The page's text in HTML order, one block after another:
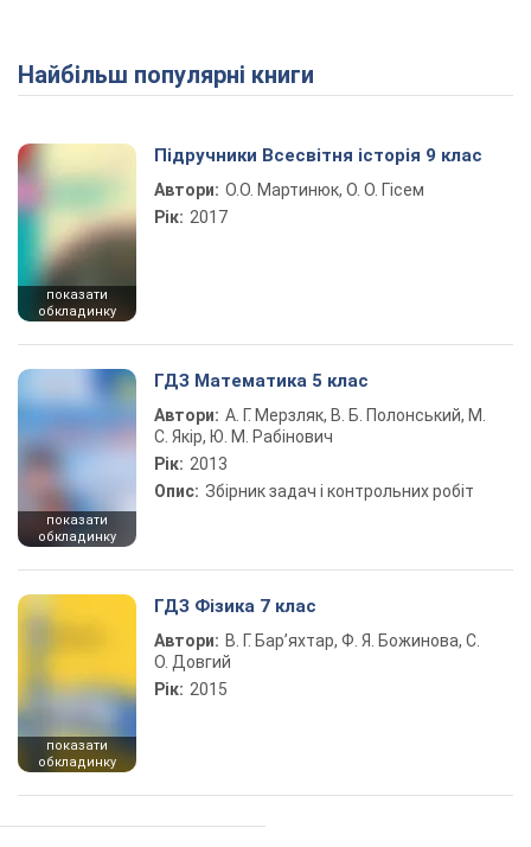
Найбільш популярні книги
показати
обкладинку
Підручники Всесвітня історія 9 клас
Автори: О.О. Мартинюк, О. О. Гісем
Рік: 2017
показати
обкладинку
ГДЗ Математика 5 клас
Автори: А. Г. Мерзляк, В. Б. Полонський, М.
С. Якір, Ю. М. Рабінович
Рік: 2013
Опис: Збірник задач і контрольних робіт
показати
обкладинку
ГДЗ Фізика 7 клас
Автори: В. Г. Бар’яхтар, Ф. Я. Божинова, С.
О. Довгий
Рік: 2015